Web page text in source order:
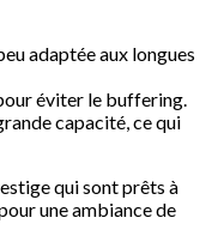
adaptée aux longues
éviter le buffering.
capacité, ce qui
qui sont prêts à
une ambiance de